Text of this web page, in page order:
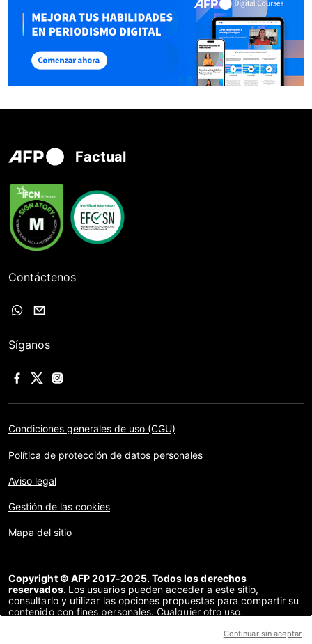
Factual
Contáctenos
Síganos
Condiciones generales de uso (CGU)
Política de protección de datos personales
Aviso legal
Gestión de las cookies
Mapa del sitio
Copyright © AFP 2017-2025. Todos los derechos
reservados. Los usuarios pueden acceder a este sitio,
consultarlo y utilizar las opciones propuestas para compartir su
contenido con fines personales. Cualquier otro uso,
distribución del contenido de este sitio, en su totalidad o en
Continuar sin aceptar